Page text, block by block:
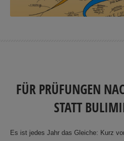
FÜR PRÜFUNGEN
STATT
Es ist jedes Jahr das Gleiche: Kurz